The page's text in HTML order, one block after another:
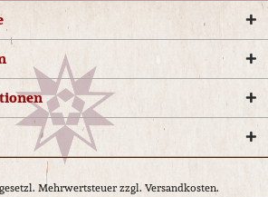
Mehrwertsteuer zzgl. Versandkosten.